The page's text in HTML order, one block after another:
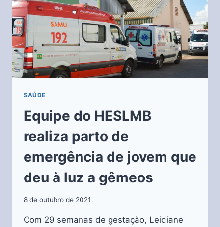
SAÚDE
Equipe do HESLMB
realiza parto de
emergência de jovem que
deu à luz a gêmeos
8 de outubro de 2021
Com 29 semanas de gestação, Leidiane